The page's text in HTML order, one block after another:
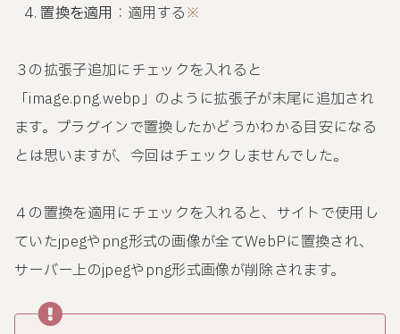
置換を適用 ：適用する※
３の拡張子追加にチェックを入れると
「image.png.webp」のように拡張子が末尾に追加され
ます。プラグインで置換したかどうかわかる目安になる
とは思いますが、今回はチェックしませんでした。
４の置換を適用にチェックを入れると、サイトで使用し
ていたjpegやpng形式の画像が全てWebPに置換され、
サーバー上のjpegやpng形式画像が削除されます。